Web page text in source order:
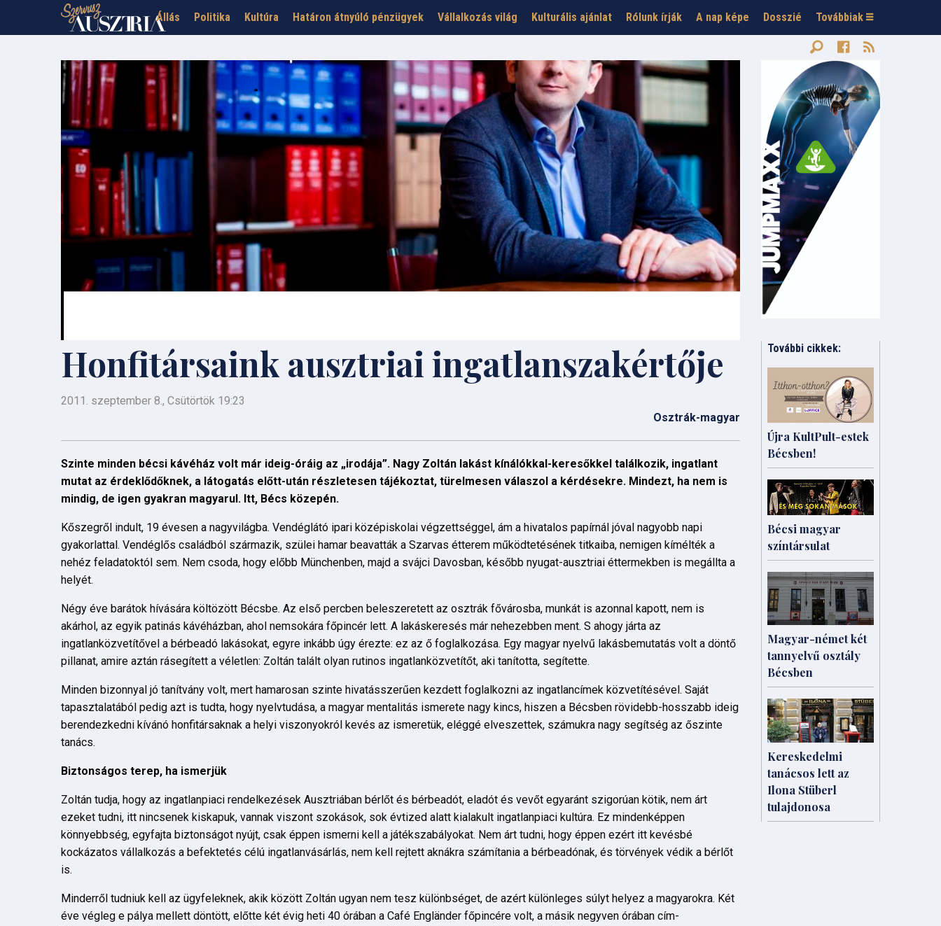
Állás Politika Kultúra Határon átnyúló pénzügyek Vállalkozás világ Kulturális ajánlat Rólunk írják A nap képe Dosszié Továbbiak
Honfitársaink ausztriai ingatlanszakértője
2011. szeptember 8., Csütörtök 19:23
Osztrák-magyar
Szinte minden bécsi kávéház volt már ideig-óráig az „irodája”. Nagy Zoltán lakást kínálókkal-keresőkkel találkozik, ingatlant
mutat az érdeklődőknek, a látogatás előtt-után részletesen tájékoztat, türelmesen válaszol a kérdésekre. Mindezt, ha nem is
mindig, de igen gyakran magyarul. Itt, Bécs közepén.
Kőszegről indult, 19 évesen a nagyvilágba. Vendéglátó ipari középiskolai végzettséggel, ám a hivatalos papírnál jóval nagyobb napi
gyakorlattal. Vendéglős családból származik, szülei hamar beavatták a Szarvas étterem működtetésének titkaiba, nemigen kímélték a
nehéz feladatoktól sem. Nem csoda, hogy előbb Münchenben, majd a svájci Davosban, később nyugat-ausztriai éttermekben is megállta a
helyét.
Négy éve barátok hívására költözött Bécsbe. Az első percben beleszeretett az osztrák fővárosba, munkát is azonnal kapott, nem is
akárhol, az egyik patinás kávéházban, ahol nemsokára főpincér lett. A lakáskeresés már nehezebben ment. S ahogy járta az
ingatlanközvetítővel a bérbeadó lakásokat, egyre inkább úgy érezte: ez az ő foglalkozása. Egy magyar nyelvű lakásbemutatás volt a döntő
pillanat, amire aztán rásegített a véletlen: Zoltán talált olyan rutinos ingatlanközvetítőt, aki tanította, segítette.
Minden bizonnyal jó tanítvány volt, mert hamarosan szinte hivatásszerűen kezdett foglalkozni az ingatlancímek közvetítésével. Saját
tapasztalatából pedig azt is tudta, hogy nyelvtudása, a magyar mentalitás ismerete nagy kincs, hiszen a Bécsben rövidebb-hosszabb ideig
berendezkedni kívánó honfitársaknak a helyi viszonyokról kevés az ismeretük, eléggé elveszettek, számukra nagy segítség az őszinte
tanács.
Biztonságos terep, ha ismerjük
Zoltán tudja, hogy az ingatlanpiaci rendelkezések Ausztriában bérlőt és bérbeadót, eladót és vevőt egyaránt szigorúan kötik, nem árt
ezeket tudni, itt nincsenek kiskapuk, vannak viszont szokások, sok évtized alatt kialakult ingatlanpiaci kultúra. Ez mindenképpen
könnyebbség, egyfajta biztonságot nyújt, csak éppen ismerni kell a játékszabályokat. Nem árt tudni, hogy éppen ezért itt kevésbé
kockázatos vállalkozás a befektetés célú ingatlanvásárlás, nem kell rejtett aknákra számítania a bérbeadónak, és törvények védik a bérlőt
is.
Minderről tudniuk kell az ügyfeleknek, akik között Zoltán ugyan nem tesz különbséget, de azért különleges súlyt helyez a magyarokra. Két
éve végleg e pálya mellett döntött, előtte két évig heti 40 órában a Café Engländer főpincére volt, a másik negyven órában cím-
További cikkek:
Újra KultPult-estek
Bécsben!
Bécsi magyar
színtársulat
Magyar-német két
tannyelvű osztály
Bécsben
Kereskedelmi
tanácsos lett az
Ilona Stüberl
tulajdonosa